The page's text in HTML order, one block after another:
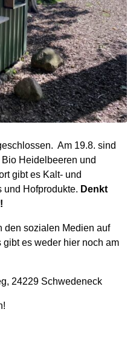
Am 19.8. sind
Heidelbeeren und
gibt es Kalt- und
und Hofprodukte. Denkt
den sozialen Medien auf
es weder hier noch am
24229 Schwedeneck